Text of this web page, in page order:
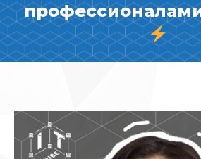
профессионалами